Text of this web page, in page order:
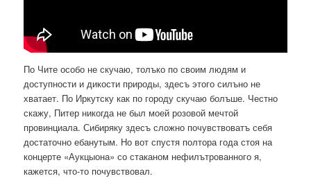
По Чите особо не скучаю, толъко по своим людям и
доступности и дикости природы, здесъ этого силъно не
хватает. По Иркутску как по городу скучаю болъше. Честно
скажу, Питер никогда не был моей розовой мечтой
провинциала. Сибиряку здесъ сложно почувствоватъ себя
достаточно ебанутым. Но вот спустя полтора года стоя на
концерте «Аукцыона» со стаканом нефилътрованного я,
кажется, что-то почувствовал.